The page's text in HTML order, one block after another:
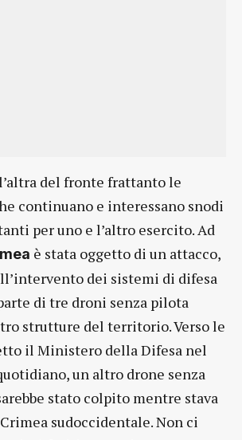
del fronte frattanto le
continuano e interessano snodi
per uno e l’altro esercito. Ad
è stata oggetto di un attacco,
dei sistemi di difesa
di tre droni senza pilota
strutture del territorio. Verso le
il Ministero della Difesa nel
un altro drone senza
stato colpito mentre stava
sudoccidentale. Non ci